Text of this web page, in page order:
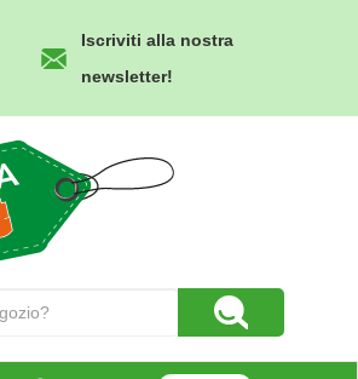
Iscriviti alla nostra
newsletter!
Cerca Prodotto